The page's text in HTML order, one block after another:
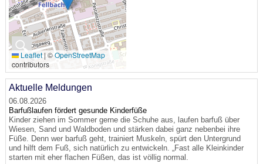
🔍
Leaflet | ©OpenStreetMap
contributors
Aktuelle Meldungen
06.08.2026
Barfußlaufen fördert gesunde Kinderfüße
Kinder ziehen im Sommer gerne die Schuhe aus, laufen barfuß über
Wiesen, Sand und Waldboden und stärken dabei ganz nebenbei ihre
Füße. Denn wer barfuß geht, trainiert Muskeln, spürt den Untergrund
und hilft dem Fuß, sich natürlich zu entwickeln. „Fast alle Kleinkinder
starten mit eher flachen Füßen, das ist völlig normal.